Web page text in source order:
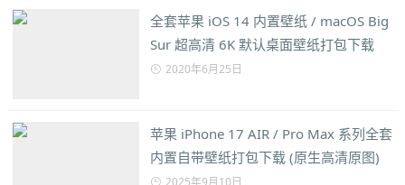
全套苹果 iOS 14 内置壁纸 / macOS Big
Sur 超高清 6K 默认桌面壁纸打包下载
2020年6月25日
苹果 iPhone 17 AIR / Pro Max 系列全套
内置自带壁纸打包下载 (原生高清原图)